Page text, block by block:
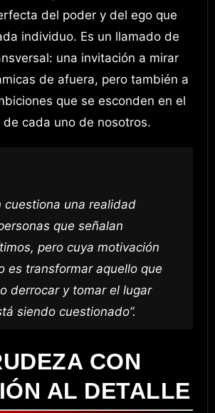
del poder y del ego que
individuo. Es un llamado de
una invitación a mirar
de afuera, pero también a
que se esconden en el
de cada uno de nosotros.
cuestiona una realidad
que señalan
pero cuya motivación
es transformar aquello que
derrocar y tomar el lugar
siendo cuestionado”.
CON
AL DETALLE